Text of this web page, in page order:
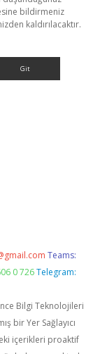
bildirmeniz
kaldırılacaktır.
Teams:
0 726 Telegram:
Bilgi Teknolojileri
bir Yer Sağlayıcı
içerikleri proaktif